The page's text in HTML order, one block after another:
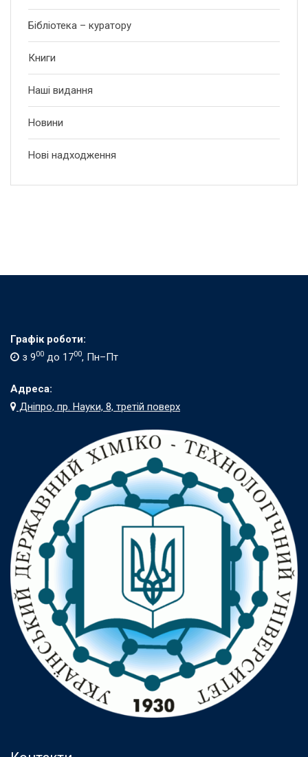
Бібліотека – куратору
Книги
Наші видання
Новини
Нові надходження
Графік роботи:
з 900 до 1700, Пн–Пт
Адреса:
Дніпро, пр. Науки, 8, третій поверх